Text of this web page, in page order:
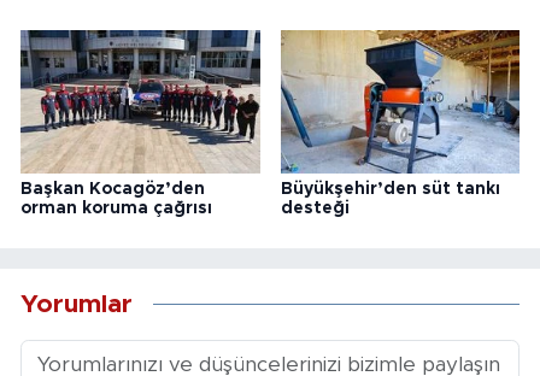
Başkan Kocagöz’den
orman koruma çağrısı
Büyükşehir’den süt tankı
desteği
Yorumlar